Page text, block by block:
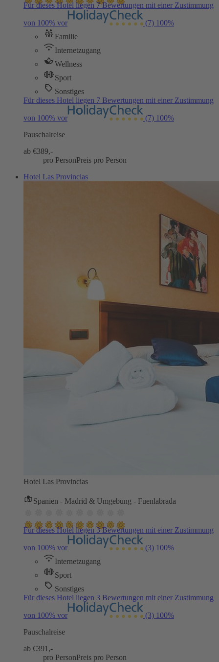
Für dieses Hotel liegen 7 Bewertungen mit einer Zustimmung
von 100% vor (7) 100%
Familie
Internetzugang
Wellness
Sport
Sonstiges
Für dieses Hotel liegen 7 Bewertungen mit einer Zustimmung
von 100% vor (7) 100%
Pauschalreise
ab €389,-
pro PersonPreis pro Person
Hotel Las Provincias
Hotel Las Provincias
Spanien - Madrid & Umgebung - Fuenlabrada
Für dieses Hotel liegen 3 Bewertungen mit einer Zustimmung
von 100% vor (3) 100%
Internetzugang
Sport
Sonstiges
Für dieses Hotel liegen 3 Bewertungen mit einer Zustimmung
von 100% vor (3) 100%
Pauschalreise
ab €391,-
pro PersonPreis pro Person